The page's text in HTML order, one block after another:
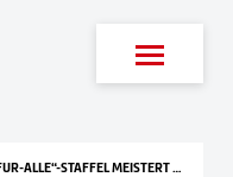
„FORTUNA-FÜR-ALLE“-STAFFEL MEISTERT DÜSSELDORF MARATHON